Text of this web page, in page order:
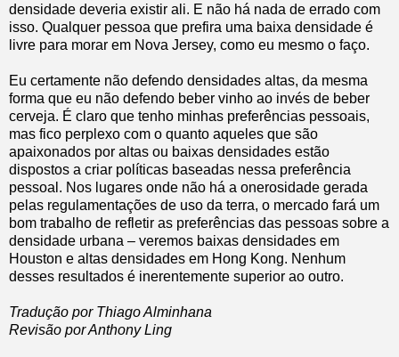
densidade deveria existir ali. E não há nada de errado com
isso. Qualquer pessoa que prefira uma baixa densidade é
livre para morar em Nova Jersey, como eu mesmo o faço.
Eu certamente não defendo densidades altas, da mesma
forma que eu não defendo beber vinho ao invés de beber
cerveja. É claro que tenho minhas preferências pessoais,
mas fico perplexo com o quanto aqueles que são
apaixonados por altas ou baixas densidades estão
dispostos a criar políticas baseadas nessa preferência
pessoal. Nos lugares onde não há a onerosidade gerada
pelas regulamentações de uso da terra, o mercado fará um
bom trabalho de refletir as preferências das pessoas sobre a
densidade urbana – veremos baixas densidades em
Houston e altas densidades em Hong Kong. Nenhum
desses resultados é inerentemente superior ao outro.
Tradução por Thiago Alminhana
Revisão por Anthony Ling